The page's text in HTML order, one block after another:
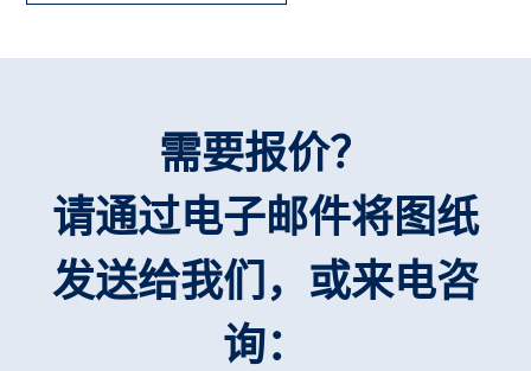
需要报价？
请通过电子邮件将图纸
发送给我们，或来电咨
询：